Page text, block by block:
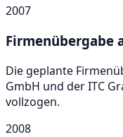
2007
Firmenübergabe
Die geplante
GmbH und der ITC
vollzogen.
2008